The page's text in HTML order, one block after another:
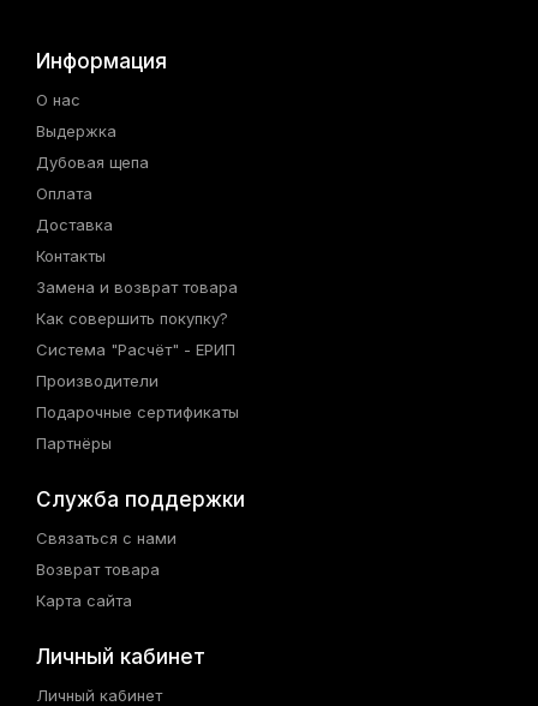
Информация
О нас
Выдержка
Дубовая щепа
Оплата
Доставка
Контакты
Замена и возврат товара
Как совершить покупку?
Система "Расчёт" - ЕРИП
Производители
Подарочные сертификаты
Партнёры
Служба поддержки
Связаться с нами
Возврат товара
Карта сайта
Личный кабинет
Личный кабинет